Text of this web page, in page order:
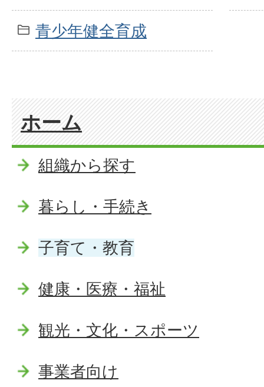
青少年健全育成
ホーム
組織から探す
暮らし・手続き
子育て・教育
健康・医療・福祉
観光・文化・スポーツ
事業者向け